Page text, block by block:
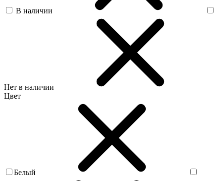
В наличии
Нет в наличии
Цвет
Белый